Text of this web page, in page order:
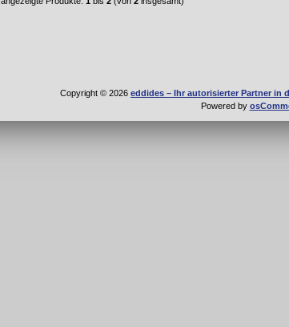
Copyright © 2026 eddides – Ihr autorisierter Partner in
Powered by